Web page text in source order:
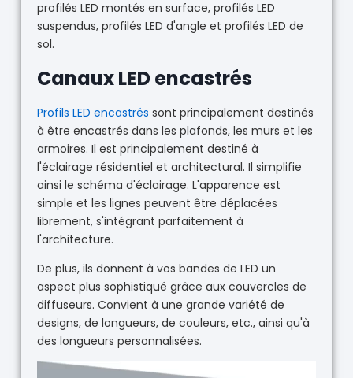
profilés LED montés en surface, profilés LED
suspendus, profilés LED d'angle et profilés LED de
sol.
Canaux LED encastrés
Profils LED encastrés sont principalement destinés
à être encastrés dans les plafonds, les murs et les
armoires. Il est principalement destiné à
l'éclairage résidentiel et architectural. Il simplifie
ainsi le schéma d'éclairage. L'apparence est
simple et les lignes peuvent être déplacées
librement, s'intégrant parfaitement à
l'architecture.
De plus, ils donnent à vos bandes de LED un
aspect plus sophistiqué grâce aux couvercles de
diffuseurs. Convient à une grande variété de
designs, de longueurs, de couleurs, etc., ainsi qu'à
des longueurs personnalisées.